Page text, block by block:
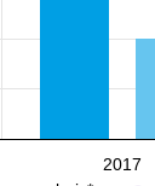
2017